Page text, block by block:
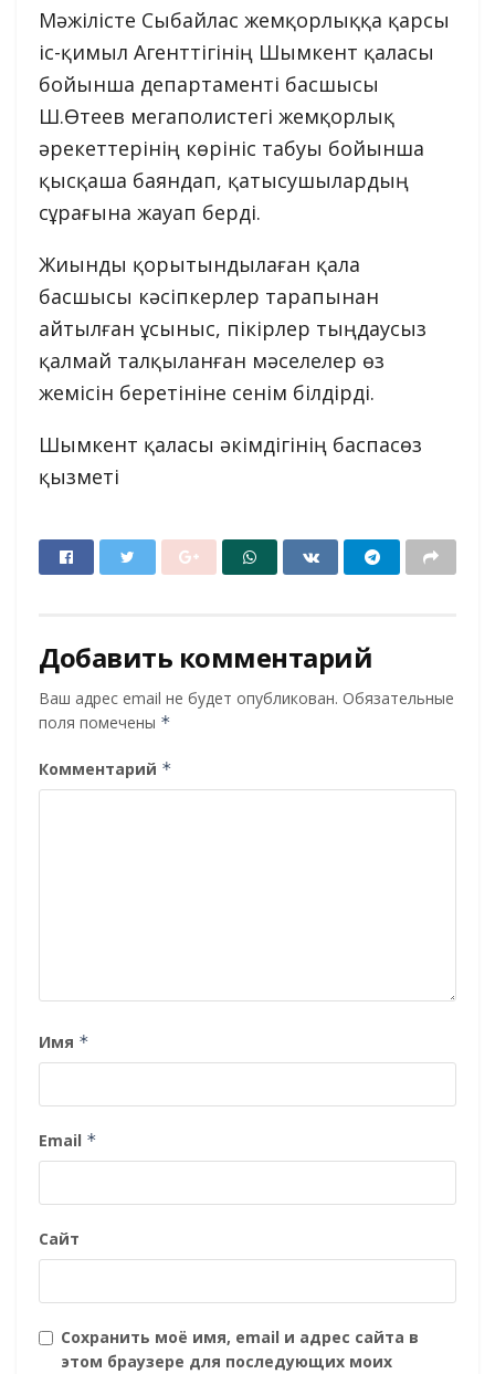
Мәжілісте Сыбайлас жемқорлыққа қарсы
іс-қимыл Агенттігінің Шымкент қаласы
бойынша департаменті басшысы
Ш.Өтеев мегаполистегі жемқорлық
әрекеттерінің көрініс табуы бойынша
қысқаша баяндап, қатысушылардың
сұрағына жауап берді.
Жиынды қорытындылаған қала
басшысы кәсіпкерлер тарапынан
айтылған ұсыныс, пікірлер тыңдаусыз
қалмай талқыланған мәселелер өз
жемісін беретініне сенім білдірді.
Шымкент қаласы әкімдігінің баспасөз
қызметі
Добавить комментарий
Ваш адрес email не будет опубликован. Обязательные
поля помечены *
Комментарий *
Имя *
Email *
Сайт
Сохранить моё имя, email и адрес сайта в
этом браузере для последующих моих